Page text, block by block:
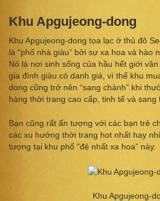
Khu Apgujeong-dong
Khu Apgujeong-dong tọa lạc ở thủ đô
là “phố nhà giàu” bởi sự xa hoa và hào
Nó là nơi sinh sống của hầu hết giới
gia đình giàu có danh giá, vì thế khu
dong cũng trở nên “sang chảnh” khi
hàng thời trang cao cấp, tinh tế và sang
Bạn cũng rất ấn tượng với các bạn trẻ
các xu hướng thời trang hot nhất hay
tượng tại khu phố “đệ nhất xa hoa” này.
Khu Apgujeong-